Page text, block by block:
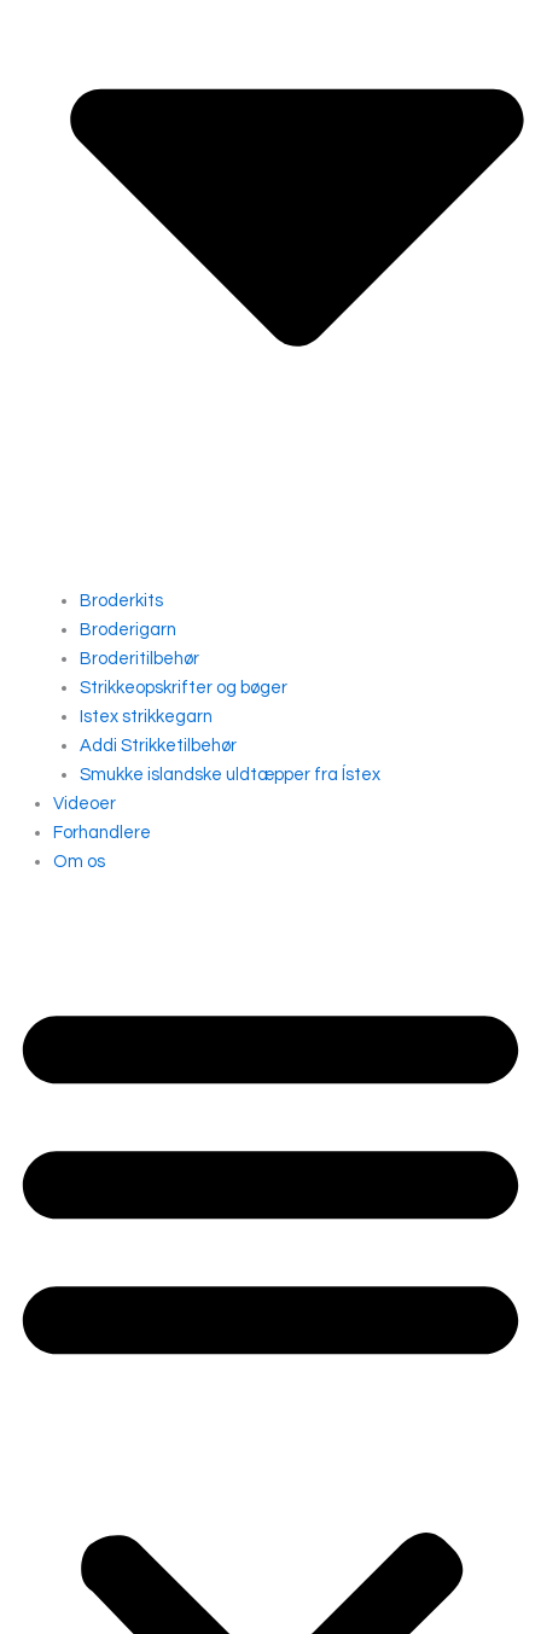
Broderkits
Broderigarn
Broderitilbehør
Strikkeopskrifter og bøger
Istex strikkegarn
Addi Strikketilbehør
Smukke islandske uldtæpper fra Ístex
Videoer
Forhandlere
Om os